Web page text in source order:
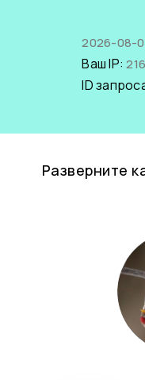
2026-08-
Ваш IP:
ID
Разверните